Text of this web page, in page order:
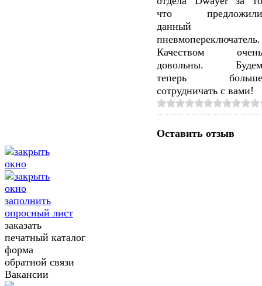
что предложили
данный
пневмопереключатель.
Качеством очень
довольны. Будем
теперь больше
сотрудничать с вами!
Оставить отзыв
заполнить
опросный лист
заказать
печатный каталог
форма
обратной связи
Вакансии